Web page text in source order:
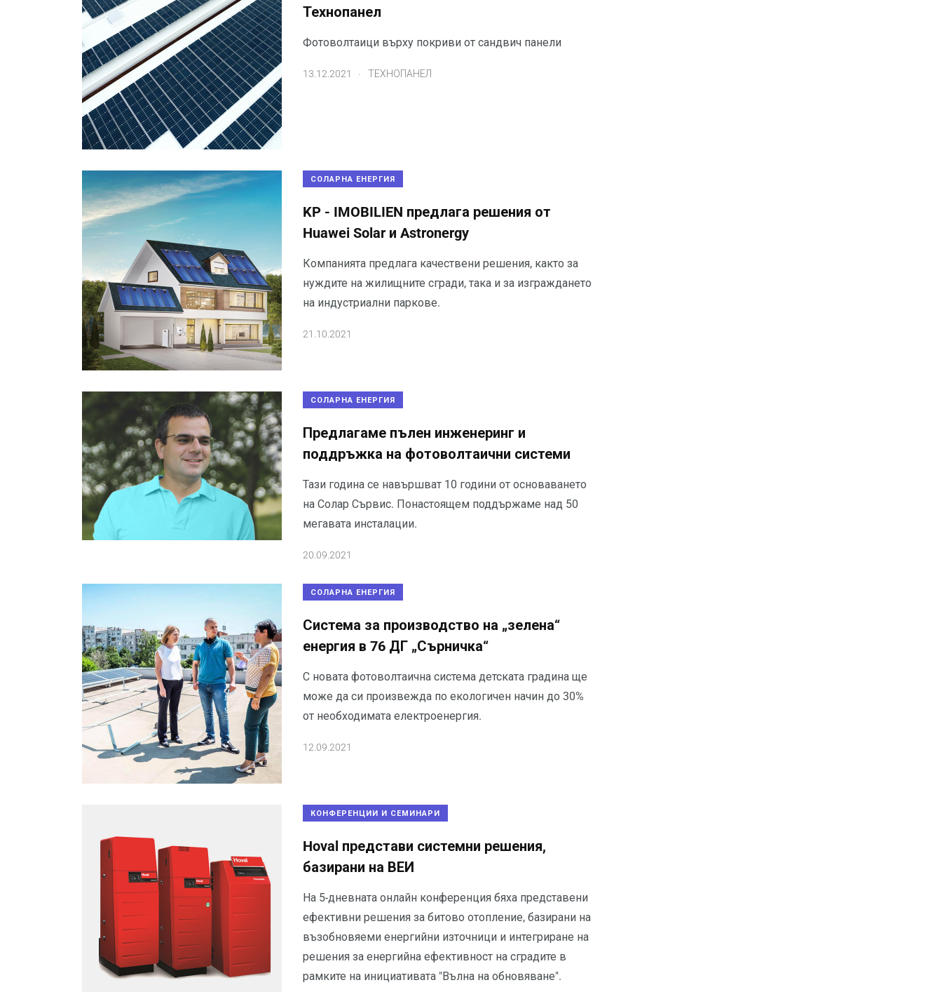
Технопанел
Фотоволтаици върху покриви от сандвич панели
13.12.2021 ТЕХНОПАНЕЛ
СОЛАРНА ЕНЕРГИЯ
KP - IMOBILIEN предлага решения от
Huawei Solar и Astronergy
Компанията предлага качествени решения, както за
нуждите на жилищните сгради, така и за изграждането
на индустриални паркове.
21.10.2021
СОЛАРНА ЕНЕРГИЯ
Предлагаме пълен инженеринг и
поддръжка на фотоволтаични системи
Тази година се навършват 10 години от основаването
на Солар Сървис. Понастоящем поддържаме над 50
мегавата инсталации.
20.09.2021
СОЛАРНА ЕНЕРГИЯ
Система за производство на „зелена“
енергия в 76 ДГ „Сърничка“
С новата фотоволтаична система детската градина ще
може да си произвежда по екологичен начин до 30%
от необходимата електроенергия.
12.09.2021
КОНФЕРЕНЦИИ И СЕМИНАРИ
Hoval представи системни решения,
базирани на ВЕИ
На 5-дневната онлайн конференция бяха представени
ефективни решения за битово отопление, базирани на
възобновяеми енергийни източници и интегриране на
решения за енергийна ефективност на сградите в
рамките на инициативата "Вълна на обновяване".